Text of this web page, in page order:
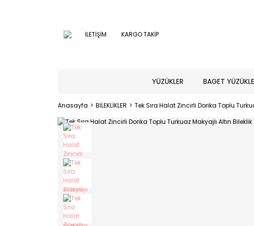
İLETİŞİM KARGO TAKİP
YÜZÜKLER BAGET
Anasayfa BİLEKLİKLER Tek Sıra Halat Zincirli Dorika Toplu